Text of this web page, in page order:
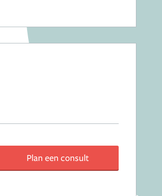
Plan een consult